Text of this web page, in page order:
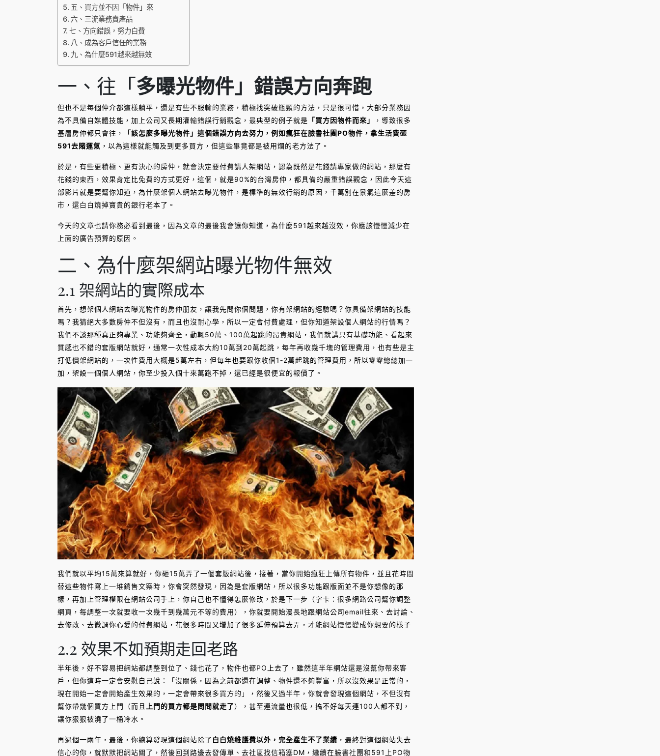
五、買方並不因「物件」來
六、三流業務賣產品
七、方向錯誤，努力白費
八、成為客戶信任的業務
九、為什麼591越來越無效
一、往「多曝光物件」錯誤方向奔跑
但也不是每個仲介都這樣躺平，還是有些不服輸的業務，積極找突破瓶頸的方法，只是很可惜，大部分業務因
為不具備自媒體技能，加上公司又長期灌輸錯誤行銷觀念，最典型的例子就是 「買方因物件而來」
，導致很多
基層房仲都只會往，
「該怎麼多曝光物件」這個錯誤方向去努力，例如瘋狂在臉書社團PO物件，拿生活費砸
591去賭運氣 ，以為這樣就能觸及到更多買方，但這些畢竟都是被用爛的老方法了。
於是，有些更積極、更有決心的房仲，就會決定要付費請人架網站，認為既然是花錢請專家做的網站，那麼有
花錢的東西，效果肯定比免費的方式更好，這個，就是90%的台灣房仲，都具備的嚴重錯誤觀念，因此今天這
部影片就是要幫你知道，為什麼架個人網站去曝光物件，是標準的無效行銷的原因，千萬別在景氣這麼差的房
市，還白白燒掉寶貴的銀行老本了。
今天的文章也請你務必看到最後，因為文章的最後我會讓你知道，為什麼591越來越沒效，你應該慢慢減少在
上面的廣告預算的原因。
二、為什麼架網站曝光物件無效
2.1 架網站的實際成本
首先，想架個人網站去曝光物件的房仲朋友，讓我先問你個問題，你有架網站的經驗嗎？你具備架網站的技能
嗎？我猜絕大多數房仲不但沒有，而且也沒耐心學，所以一定會付費處理，但你知道架設個人網站的行情嗎？
我們不談那種真正夠專業、功能夠齊全，動輒50萬、100萬起跳的昂貴網站，我們就講只有基礎功能、看起來
質感也不錯的套版網站就好，通常一次性成本大約10萬到20萬起跳，每年再收幾千塊的管理費用，也有些是主
打低價架網站的，一次性費用大概是5萬左右，但每年也要跟你收個1-2萬起跳的管理費用，所以零零總總加一
加，架設一個個人網站，你至少投入個十來萬跑不掉，還已經是很便宜的報價了。
我們就以平均15萬來算就好，你砸15萬弄了一個套版網站後，接著，當你開始瘋狂上傳所有物件，並且花時間
替這些物件寫上一堆銷售文案時，你會突然發現，因為是套版網站，所以很多功能跟版面並不是你想像的那
樣，再加上管理權限在網站公司手上，你自己也不懂得怎麼修改，於是下一步（字卡：很多網路公司幫你調整
網頁，每調整一次就要收一次幾千到幾萬元不等的費用），你就要開始漫長地跟網站公司email往來、去討論、
去修改、去微調你心愛的付費網站，花很多時間又增加了很多延伸預算去弄，才能網站慢慢變成你想要的樣子
2.2 效果不如預期走回老路
半年後，好不容易把網站都調整到位了、錢也花了，物件也都PO上去了，雖然這半年網站還是沒幫你帶來客
戶，但你這時一定會安慰自己說：「沒關係，因為之前都還在調整、物件還不夠豐富，所以沒效果是正常的，
現在開始一定會開始產生效果的，一定會帶來很多買方的」，然後又過半年，你就會發現這個網站，不但沒有
幫你帶幾個買方上門（而且 上門的買方都是問問就走了），甚至連流量也很低，搞不好每天連100人都不到，
讓你狠狠被澆了一桶冷水。
再過個一兩年，最後，你總算發現這個網站除了 白白燒維護費以外，完全產生不了業績 ，最終對這個網站失去
信心的你，就默默把網站關了，然後回到路邊去發傳單、去社區找信箱塞DM，繼續在臉書社團和591上PO物